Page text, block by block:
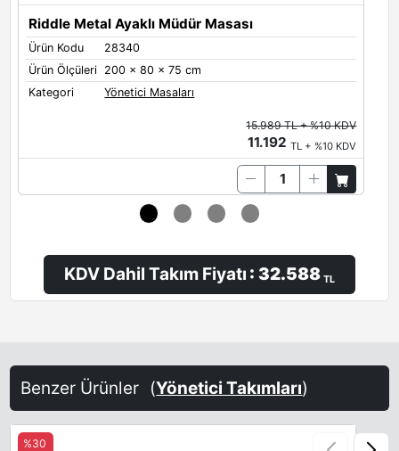
Riddle Metal Ayaklı Müdür Masası
Ürün Kodu
28340
Ürün Ölçüleri 200 x 80 x 75 cm
Kategori
Yönetici Masaları
15.989 TL + %10 KDV
11.192TL + %10 KDV
KDV Dahil Takım Fiyatı : 32.588 TL
Benzer Ürünler (Yönetici Takımları)
%30